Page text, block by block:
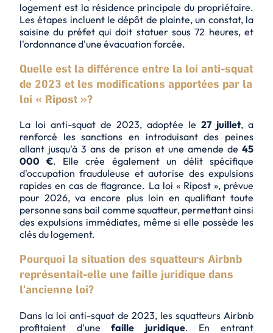
logement est la résidence principale du propriétaire.
Les étapes incluent le dépôt de plainte, un constat, la
saisine du préfet qui doit statuer sous 72 heures, et
l'ordonnance d'une évacuation forcée.
Quelle est la différence entre la loi anti-squat
de 2023 et les modifications apportées par la
loi « Ripost »?
La loi anti-squat de 2023, adoptée le 27 juillet, a
renforcé les sanctions en introduisant des peines
allant jusqu'à3 ans de prison et une amende de45
000 €. Elle crée également un délit spécifique
d'occupation frauduleuse et autorise des expulsions
rapides en cas de flagrance. La loi « Ripost », prévue
pour 2026, va encore plus loin en qualifiant toute
personne sans bail comme squatteur, permettant ainsi
des expulsions immédiates, même si elle possède les
clés du logement.
Pourquoi la situation des squatteurs Airbnb
représentait-elle une faille juridique dans
l'ancienne loi?
Dans la loi anti-squat de 2023, les squatteurs Airbnb
profitaient d'unefaille juridique. En entrant